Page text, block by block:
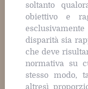
soltanto
obiettivo e
disparità sia
che deve
normativa su
stesso modo,
altresì